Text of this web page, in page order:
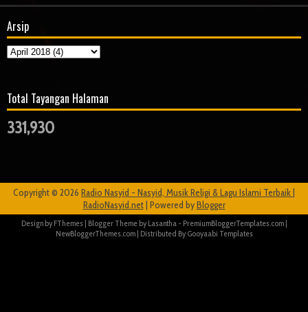
Arsip
Total Tayangan Halaman
331,930
Copyright © 2026 Radio Nasyid - Nasyid, Musik Religi & Lagu Islami Terbaik |
RadioNasyid.net| Powered byBlogger
Design by FThemes| Blogger Theme by Lasantha- PremiumBloggerTemplates.com|
NewBloggerThemes.com| Distributed By Gooyaabi Templates